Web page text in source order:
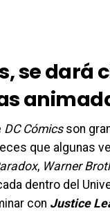
se dará
DC Cómicsson
que algunas
, Warner
dentro del
con Justice